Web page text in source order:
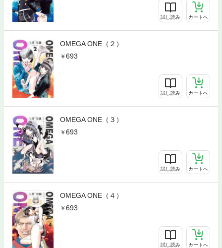
試し読み カートへ
OMEGA ONE（２）
693
試し読み カートへ
OMEGA ONE（３）
693
試し読み カートへ
OMEGA ONE（４）
693
試し読み カートへ